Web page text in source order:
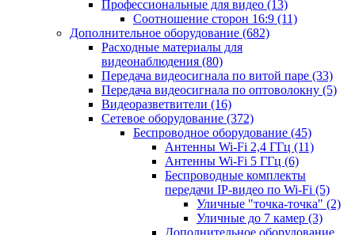
Профессиональные для видео (13)
Соотношение сторон 16:9 (11)
Дополнительное оборудование (682)
Расходные материалы для
видеонаблюдения (80)
Передача видеосигнала по витой паре (33)
Передача видеосигнала по оптоволокну (5)
Видеоразветвители (16)
Сетевое оборудование (372)
Беспроводное оборудование (45)
Антенны Wi-Fi 2,4 ГГц (11)
Антенны Wi-Fi 5 ГГц (6)
Беспроводные комплекты
передачи IP-видео по Wi-Fi (5)
Уличные "точка-точка" (2)
Уличные до 7 камер (3)
Дополнительное оборудование